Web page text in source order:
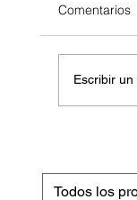
en
Comentarios
Escribir